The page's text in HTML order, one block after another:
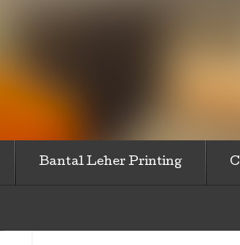
Bantal Leher Printing